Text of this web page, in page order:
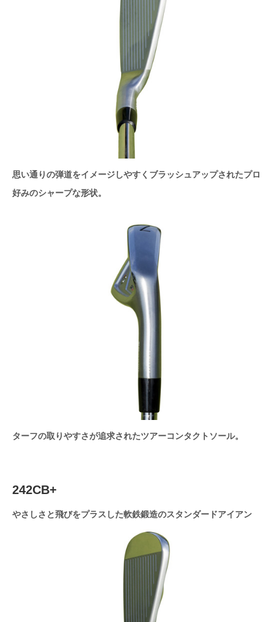
思い通りの弾道をイメージしやすくブラッシュアップされたプロ
好みのシャープな形状。
ターフの取りやすさが追求されたツアーコンタクトソール。
242CB+
やさしさと飛びをプラスした軟鉄鍛造のスタンダードアイアン